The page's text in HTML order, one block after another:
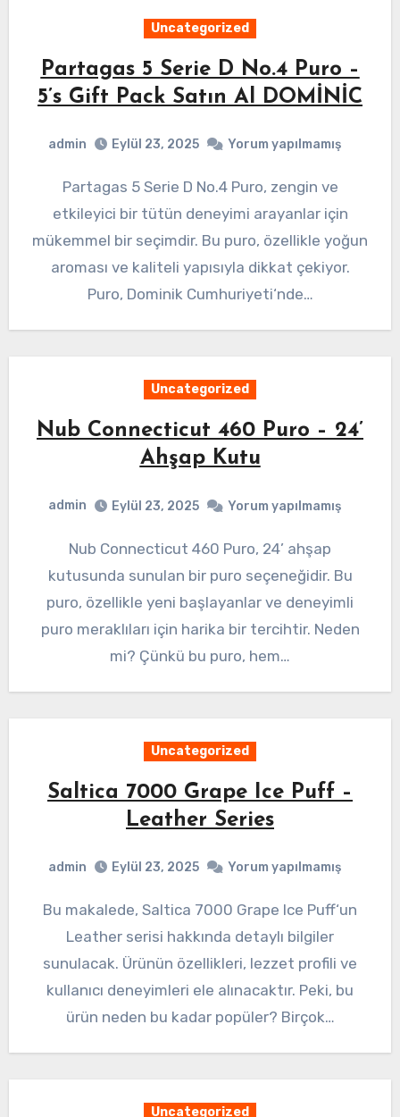
Uncategorized
Partagas 5 Serie D No.4 Puro –
5’s Gift Pack Satın Al DOMİNİC
admin Eylül 23, 2025 Yorum yapılmamış
Partagas 5 Serie D No.4 Puro, zengin ve
etkileyici bir tütün deneyimi arayanlar için
mükemmel bir seçimdir. Bu puro, özellikle yoğun
aroması ve kaliteli yapısıyla dikkat çekiyor.
Puro, Dominik Cumhuriyeti‘nde…
Uncategorized
Nub Connecticut 460 Puro – 24’
Ahşap Kutu
admin Eylül 23, 2025 Yorum yapılmamış
Nub Connecticut 460 Puro, 24’ ahşap
kutusunda sunulan bir puro seçeneğidir. Bu
puro, özellikle yeni başlayanlar ve deneyimli
puro meraklıları için harika bir tercihtir. Neden
mi? Çünkü bu puro, hem…
Uncategorized
Saltica 7000 Grape Ice Puff –
Leather Series
admin Eylül 23, 2025 Yorum yapılmamış
Bu makalede, Saltica 7000 Grape Ice Puff‘un
Leather serisi hakkında detaylı bilgiler
sunulacak. Ürünün özellikleri, lezzet profili ve
kullanıcı deneyimleri ele alınacaktır. Peki, bu
ürün neden bu kadar popüler? Birçok…
Uncategorized